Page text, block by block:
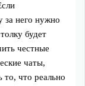
за него нужно
будет
честные
чаты,
то, что реально